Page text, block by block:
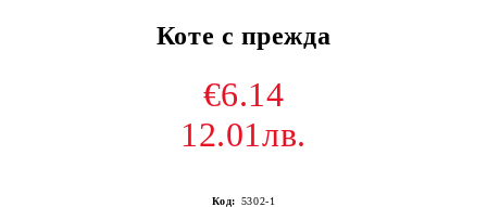
Коте с прежда
€6.14
12.01лв.
Код: 5302-1